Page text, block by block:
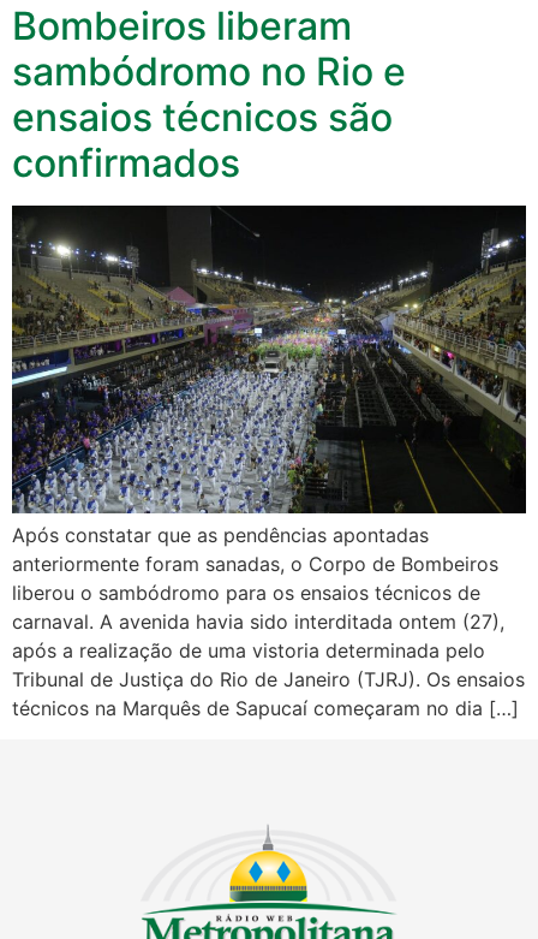
Bombeiros liberam
sambódromo no Rio e
ensaios técnicos são
confirmados
Após constatar que as pendências apontadas
anteriormente foram sanadas, o Corpo de Bombeiros
liberou o sambódromo para os ensaios técnicos de
carnaval. A avenida havia sido interditada ontem (27),
após a realização de uma vistoria determinada pelo
Tribunal de Justiça do Rio de Janeiro (TJRJ). Os ensaios
técnicos na Marquês de Sapucaí começaram no dia […]